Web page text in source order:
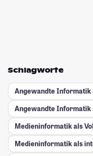
Schlagworte
Angewandte Informatik
Angewandte Informatik
Medieninformatik als
Medieninformatik als